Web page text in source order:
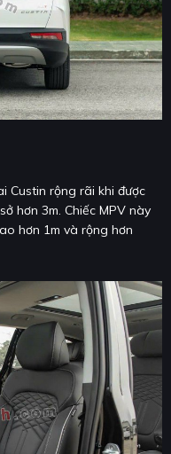
Custin rộng rãi khi được
hơn 3m. Chiếc MPV này
hơn 1m và rộng hơn